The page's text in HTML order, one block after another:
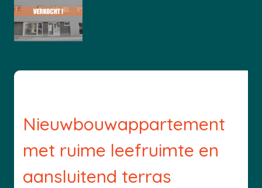
Nieuwbouwappartement
met ruime leefruimte en
aansluitend terras